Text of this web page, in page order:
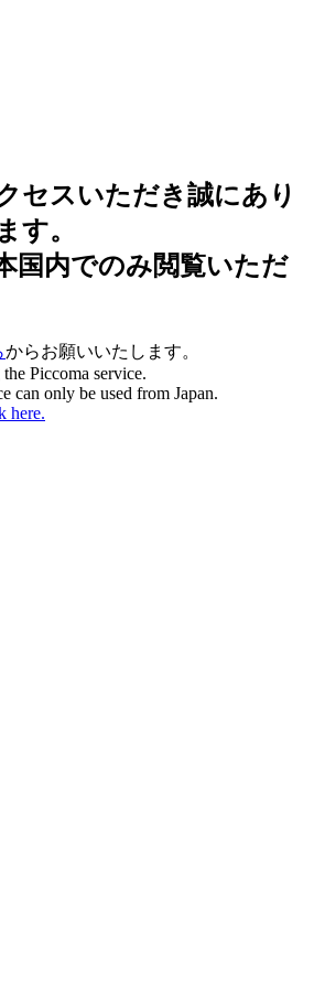
セスいただき誠にあり
す。
国内でのみ閲覧いただ
からお願いいたします。
Piccoma service.
can only be used from Japan.
here.